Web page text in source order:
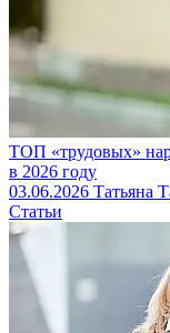
ТОП «трудовых»
в 2026 году
03.06.2026 Татьяна
Статьи